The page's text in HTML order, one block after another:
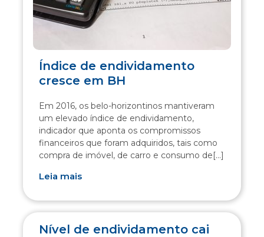
Índice de endividamento
cresce em BH
Em 2016, os belo-horizontinos mantiveram
um elevado índice de endividamento,
indicador que aponta os compromissos
financeiros que foram adquiridos, tais como
compra de imóvel, de carro e consumo de[...]
Leia mais
Nível de endividamento cai